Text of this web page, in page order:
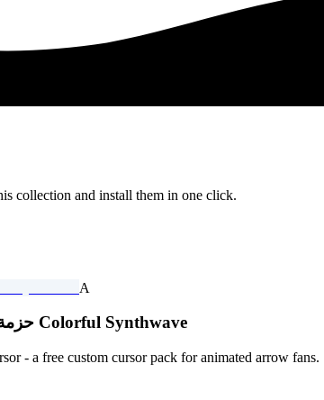
collection and install them in one click.
A
حزمة المؤشرات المخصصة المجانية Colorful Synthwave
- a free custom cursor pack for animated arrow fans.